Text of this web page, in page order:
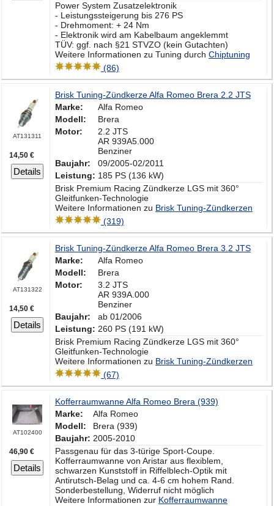
Power System Zusatzelektronik
- Leistungssteigerung bis 276 PS
- Drehmoment: + 24 Nm
- Elektronik wird am Kabelbaum angeklemmt
TÜV: ggf. nach §21 STVZO (kein Gutachten)
Weitere Informationen zu Tuning durch Chiptuning
(86)
AT131311
14,50 €
Details
Brisk Tuning-Zündkerze Alfa Romeo Brera 2.2 JTS
Marke:
Alfa Romeo
Modell:
Brera
Motor:
2.2 JTS
AR 939A5.000
Benziner
Baujahr:
09/2005-02/2011
Leistung: 185 PS (136 kW)
Brisk Premium Racing Zündkerze LGS mit 360°
Gleitfunken-Technologie
Weitere Informationen zu Brisk Tuning-Zündkerzen
(319)
AT131322
14,50 €
Details
Brisk Tuning-Zündkerze Alfa Romeo Brera 3.2 JTS
Marke:
Alfa Romeo
Modell:
Brera
Motor:
3.2 JTS
AR 939A.000
Benziner
Baujahr:
ab 01/2006
Leistung: 260 PS (191 kW)
Brisk Premium Racing Zündkerze LGS mit 360°
Gleitfunken-Technologie
Weitere Informationen zu Brisk Tuning-Zündkerzen
(67)
AT102400
46,90 €
Details
Kofferraumwanne Alfa Romeo Brera (939)
Marke:
Alfa Romeo
Modell:
Brera (939)
Baujahr: 2005-2010
Passgenau für das 3-türige Sport-Coupe.
Kofferraumwanne von Aristar aus flexiblem,
schwarzen Kunststoff in Riffelblech-Optik mit
Antirutsch-Belag und ca. 4-6 cm hohem Rand.
Sonderbestellung, Widerruf nicht möglich
Weitere Informationen zur Kofferraumwanne